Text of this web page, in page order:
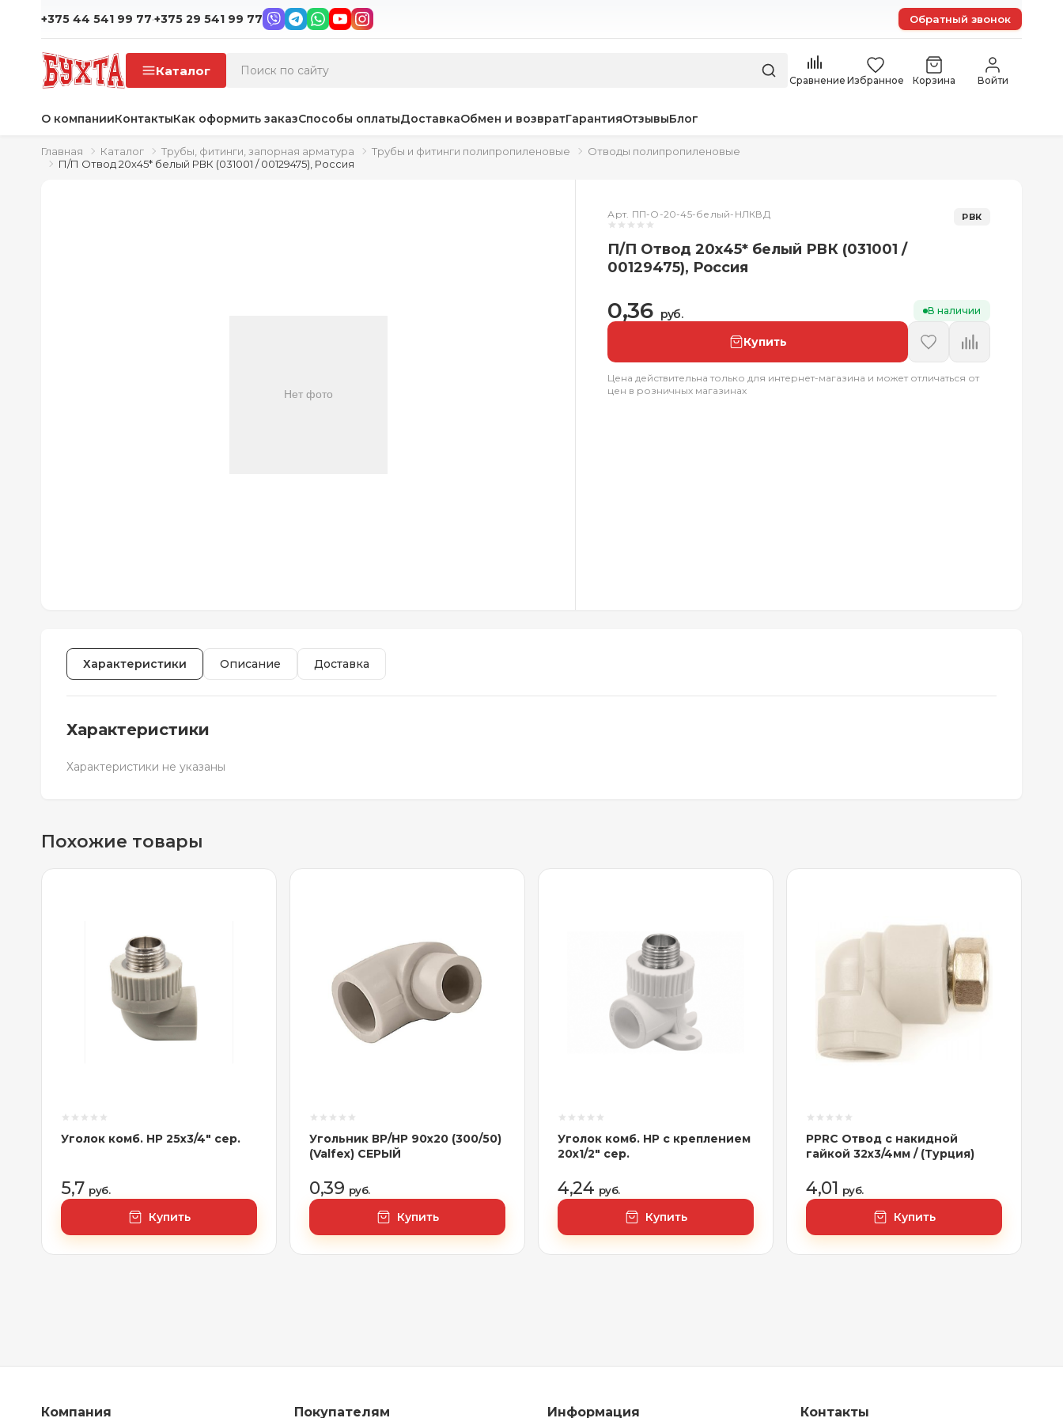
+375 44 541 99 77·+375 29 541 99 77 Обратный звонок
Каталог
Сравнение Избранное Корзина Войти
О компанииКонтактыКак оформить заказСпособы оплатыДоставкаОбмен и возвратГарантияОтзывыБлог
Главная Каталог Трубы, фитинги, запорная арматура Трубы и фитинги полипропиленовые
Отводы полипропиленовые
П/П Отвод 20х45* белый РВК (031001 / 00129475), Россия
Арт. ПП-О-20-45-белый-НЛКВД РВК
П/П Отвод 20х45* белый РВК (031001 /
00129475), Россия
0,36 руб. В наличии
Купить
Цена действительна только для интернет-магазина и может отличаться от
цен в розничных магазинах
Характеристики Описание Доставка
Характеристики
Характеристики не указаны
Похожие товары
Уголок комб. НР 25х3/4" сер.
5,7 руб.
Купить
Угольник ВР/НР 90х20 (300/50)
(Valfex) СЕРЫЙ
0,39 руб.
Купить
Уголок комб. НР с креплением
20х1/2" сер.
4,24 руб.
Купить
PPRC Отвод с накидной
гайкой 32х3/4мм / (Турция)
4,01 руб.
Купить
Компания Покупателям Информация Контакты